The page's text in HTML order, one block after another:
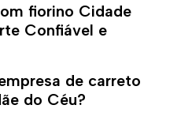
fiorino Cidade
Confiável e
de carreto
do Céu?